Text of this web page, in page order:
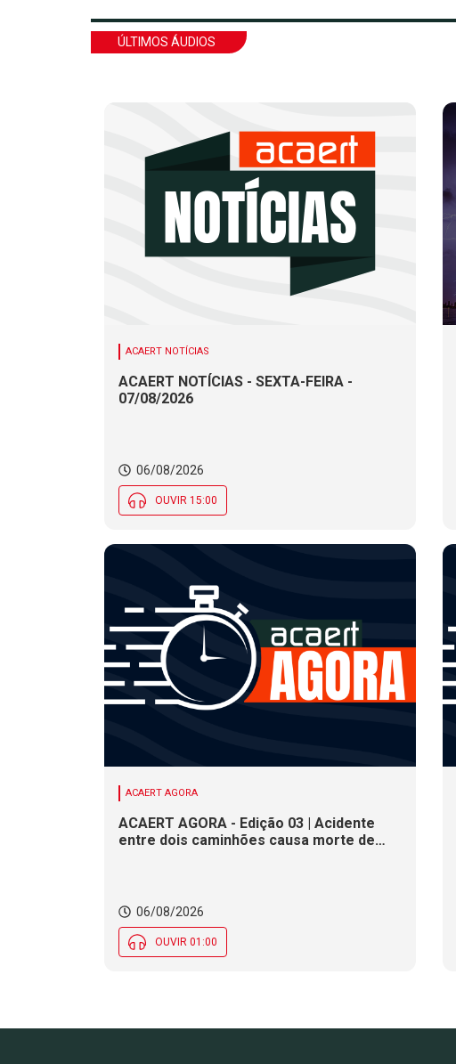
ÚLTIMOS ÁUDIOS
ACAERT NOTÍCIAS
ACAERT NOTÍCIAS - SEXTA-FEIRA -
07/08/2026
06/08/2026
OUVIR 15:00
ACAERT AGORA
ACAERT AGORA - Edição 03 | Acidente
entre dois caminhões causa morte de
Nacional recebe 15 mil pessoas a partir
desta quinta (6) em SC
06/08/2026
OUVIR 01:00